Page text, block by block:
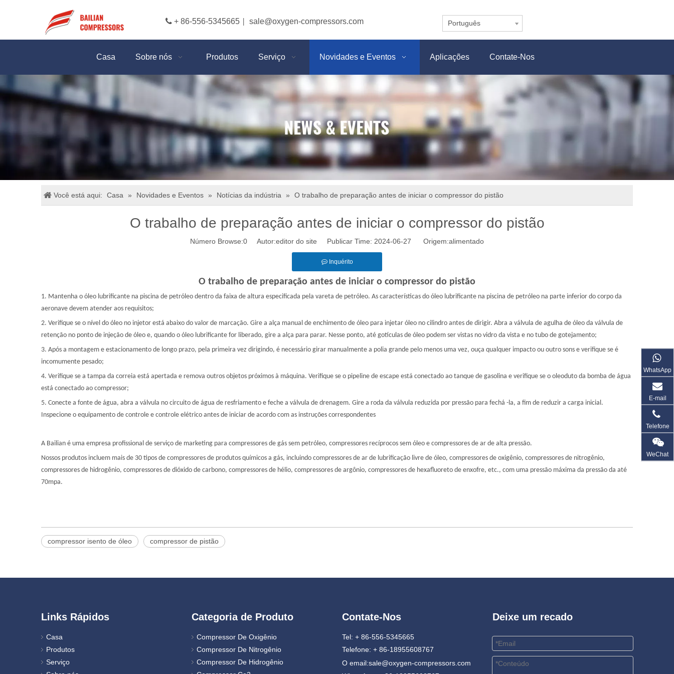
 + 86-556-5345665 sale@oxygen-compressors.com Português
Casa Sobre nós Produtos Serviço Novidades e Eventos Aplicações Contate-Nos
Você está aqui: Casa » Novidades e Eventos » Notícias da indústria » O trabalho de preparação antes de iniciar o compressor do pistão
O trabalho de preparação antes de iniciar o compressor do pistão
Número Browse:0 Autor:editor do site Publicar Time: 2024-06-27 Origem:alimentado
Inquérito
O trabalho de preparação antes de iniciar o compressor do pistão
1. Mantenha o óleo lubrificante na piscina de petróleo dentro da faixa de altura especificada pela vareta de petróleo. As características do óleo lubrificante na piscina de petróleo na parte inferior do corpo da
aeronave devem atender aos requisitos;
2. Verifique se o nível do óleo no injetor está abaixo do valor de marcação. Gire a alça manual de enchimento de óleo para injetar óleo no cilindro antes de dirigir. Abra a válvula de agulha de óleo da válvula de
retenção no ponto de injeção de óleo e, quando o óleo lubrificante for liberado, gire a alça para parar. Nesse ponto, até gotículas de óleo podem ser vistas no vidro da vista e no tubo de gotejamento;
3. Após a montagem e estacionamento de longo prazo, pela primeira vez dirigindo, é necessário girar manualmente a polia grande pelo menos uma vez, ouça qualquer impacto ou outro sons e verifique se é
incomumente pesado;
4. Verifique se a tampa da correia está apertada e remova outros objetos próximos à máquina. Verifique se o pipeline de escape está conectado ao tanque de gasolina e verifique se o oleoduto da bomba de água
está conectado ao compressor;
5. Conecte a fonte de água, abra a válvula no circuito de água de resfriamento e feche a válvula de drenagem. Gire a roda da válvula reduzida por pressão para fechá -la, a fim de reduzir a carga inicial.
Inspecione o equipamento de controle e controle elétrico antes de iniciar de acordo com as instruções correspondentes
A Bailian é uma empresa profissional de serviço de marketing para compressores de gás sem petróleo, compressores recíprocos sem óleo e compressores de ar de alta pressão.
Nossos produtos incluem mais de 30 tipos de compressores de produtos químicos a gás, incluindo compressores de ar de lubrificação livre de óleo, compressores de oxigênio, compressores de nitrogênio,
compressores de hidrogênio, compressores de dióxido de carbono, compressores de hélio, compressores de argônio, compressores de hexafluoreto de enxofre, etc., com uma pressão máxima da pressão da até
70mpa.
compressor isento de óleo compressor de pistão
WhatsApp
E-mail
Telefone
WeChat
Links Rápidos
Casa
Produtos
Serviço
Categoria de Produto
Compressor De Oxigênio
Compressor De Nitrogênio
Compressor De Hidrogênio
Contate-Nos
Tel: + 86-556-5345665
Telefone: + 86-18955608767
O email:sale@oxygen-compressors.com
Deixe um recado